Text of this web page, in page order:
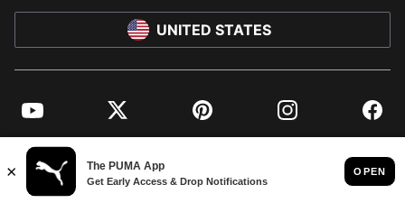
UNITED STATES
YouTube Twitter Pinterest Instagram
© PUMA NORTH AMERICA, INC.
IMPRINT AND LEGAL DATA